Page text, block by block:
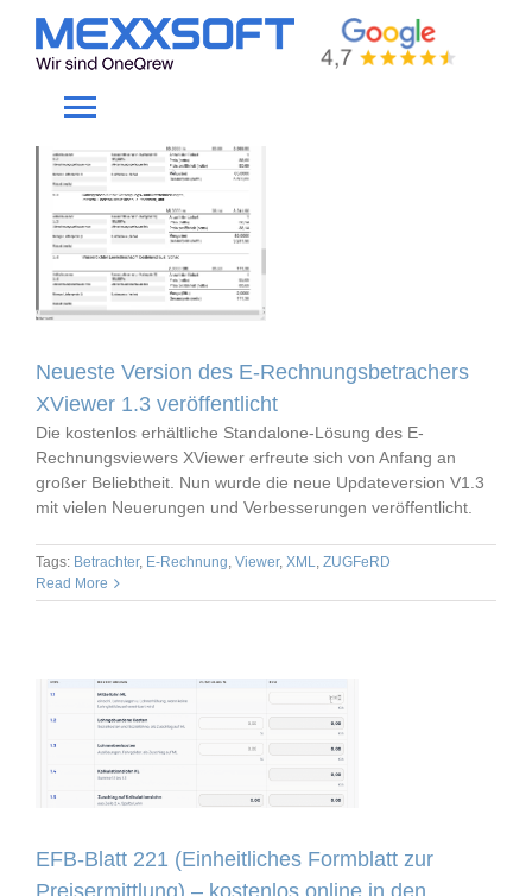
content
Toggle
Navigation
Home
Gewerke
Unternehmen
Service
Feature
Neueste Version des E-Rechnungsbetrachers
XViewer 1.3 veröffentlicht
Die kostenlos erhältliche Standalone-Lösung des E-
Rechnungsviewers XViewer erfreute sich von Anfang an
großer Beliebtheit. Nun wurde die neue Updateversion V1.3
mit vielen Neuerungen und Verbesserungen veröffentlicht.
Tags: Betrachter, E-Rechnung, Viewer, XML, ZUGFeRD
Read More
EFB-Blatt 221 (Einheitliches Formblatt zur